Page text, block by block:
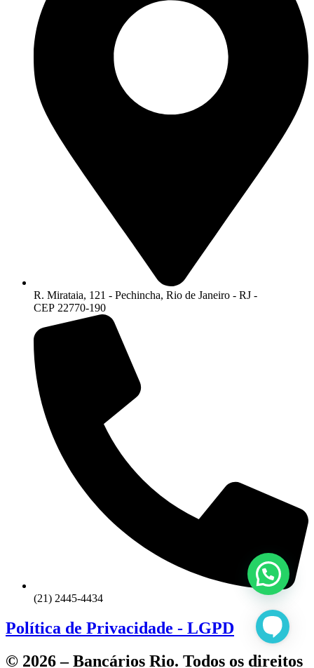
R. Mirataia, 121 - Pechincha, Rio de Janeiro - RJ -
CEP 22770-190
(21) 2445-4434
Política de Privacidade - LGPD
© 2026 – Bancários Rio. Todos os direitos